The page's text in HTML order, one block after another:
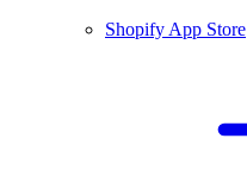
Shopify App Store